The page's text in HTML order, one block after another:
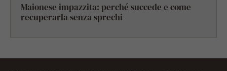
Maionese impazzita: perché succede e come
recuperarla senza sprechi